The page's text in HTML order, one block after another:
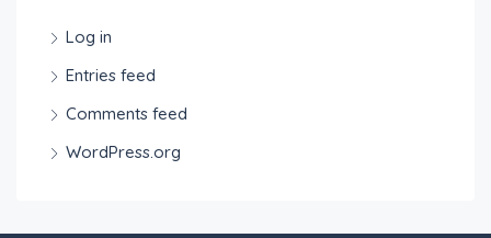
Log in
Entries feed
Comments feed
WordPress.org